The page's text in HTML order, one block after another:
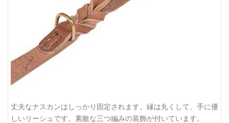
丈夫なナスカンはしっかり固定されます。縁は丸くして、手に優
しいリーシュです。素敵な三つ編みの装飾が付いています。